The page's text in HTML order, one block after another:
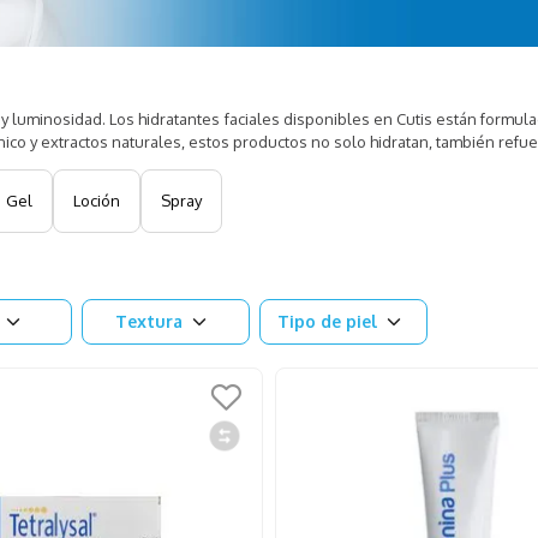
Los hidratantes faciales disponibles en Cutis están
y extractos naturales, estos productos no solo hidratan, también
Gel Loción Spray
Textura Tipo de piel